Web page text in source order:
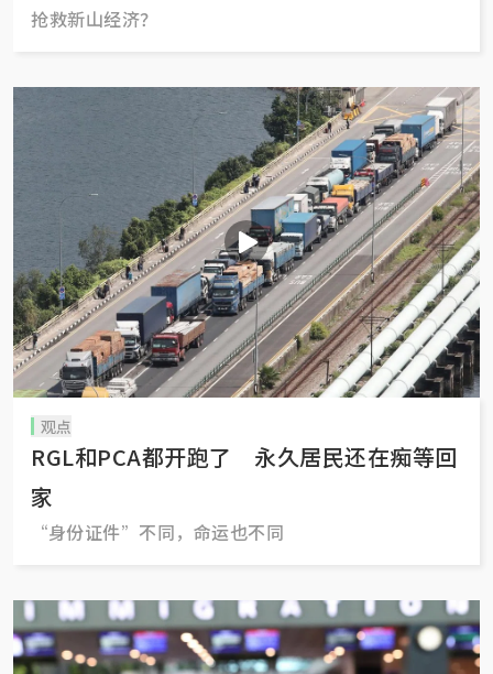
抢救新山经济？
观点
RGL和PCA都开跑了 永久居民还在痴等回
家
“身份证件”不同，命运也不同